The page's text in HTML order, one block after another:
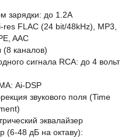
зарядки: до 1.2А
FLAC (24 bit/48kHz), MP3,
AAC
(8 каналов)
сигнала RCA: до 4 вольт
Ai-DSP
звукового поля (Time
эквалайзер
(6-48 дБ на октаву):